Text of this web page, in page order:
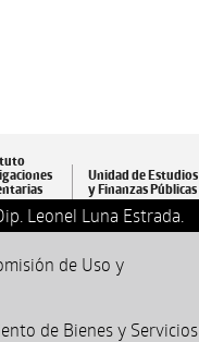
Unidad de Estudios
y Finanzas Públicas
Leonel Luna Estrada.
de Uso y
de Bienes y Servicios